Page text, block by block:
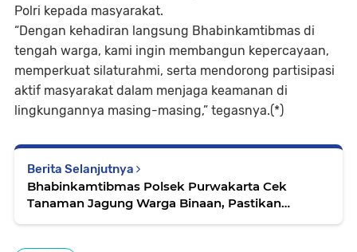
Polri kepada masyarakat.
“Dengan kehadiran langsung Bhabinkamtibmas di
tengah warga, kami ingin membangun kepercayaan,
memperkuat silaturahmi, serta mendorong partisipasi
aktif masyarakat dalam menjaga keamanan di
lingkungannya masing-masing,” tegasnya.(*)
Berita Selanjutnya
Bhabinkamtibmas Polsek Purwakarta Cek
Tanaman Jagung Warga Binaan, Pastikan